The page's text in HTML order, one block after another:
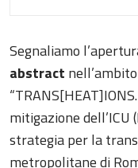
Segnaliamo
abstract
mitigazione dell’ICU
strategia per la
metropolitane di